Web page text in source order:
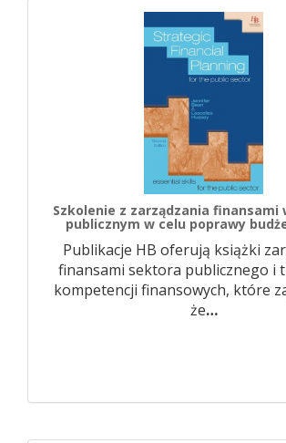
Szkolenie z zarządzania finansami
publicznym w celu poprawy
Publikacje HB oferują książki
finansami sektora publicznego i
kompetencji finansowych, które
że…